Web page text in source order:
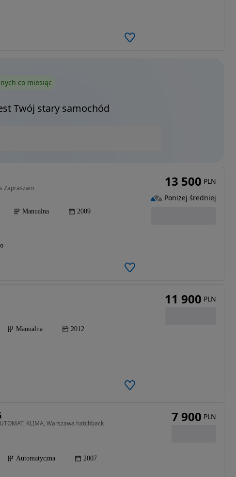
co miesiąc
Twój stary samochód
Zapraszam
Manualna 2009
13 500 PLN
Poniżej średniej
Manualna 2012
11 900 PLN
KLIMA, Warszawa hatchback
Automatyczna 2007
7 900 PLN